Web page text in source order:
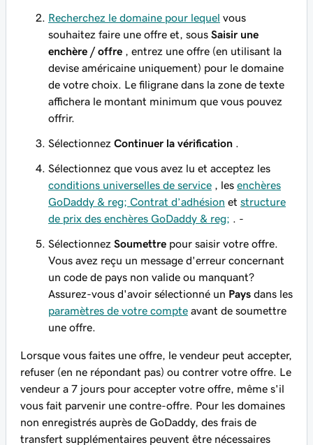
Recherchez le domaine pour lequel vous
souhaitez faire une offre et, sous Saisir une
enchère / offre , entrez une offre (en utilisant la
devise américaine uniquement) pour le domaine
de votre choix. Le filigrane dans la zone de texte
affichera le montant minimum que vous pouvez
offrir.
Sélectionnez Continuer la vérification
Sélectionnez que vous avez lu et acceptez les
conditions universelles de service , les enchères
GoDaddy & reg; Contrat d’adhésion et structure
de prix des enchères GoDaddy & reg; . -
Sélectionnez Soumettre pour saisir votre offre.
Vous avez reçu un message d'erreur concernant
un code de pays non valide ou manquant?
Assurez-vous d'avoir sélectionné un Pays dans les
paramètres de votre compte avant de soumettre
une offre.
Lorsque vous faites une offre, le vendeur peut accepter,
refuser (en ne répondant pas) ou contrer votre offre. Le
vendeur a 7 jours pour accepter votre offre, même s'il
vous fait parvenir une contre-offre. Pour les domaines
non enregistrés auprès de GoDaddy, des frais de
transfert supplémentaires peuvent être nécessaires